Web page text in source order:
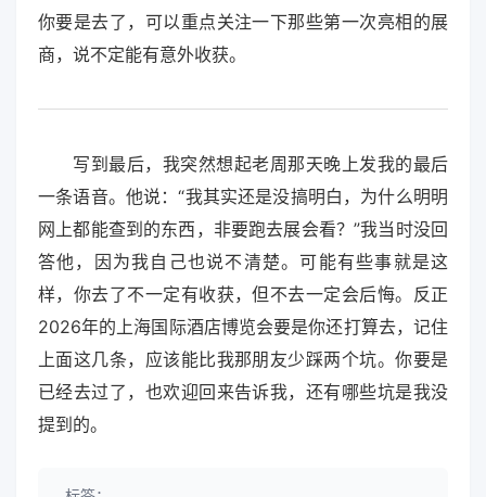
你要是去了，可以重点关注一下那些第一次亮相的展
商，说不定能有意外收获。
写到最后，我突然想起老周那天晚上发我的最后
一条语音。他说：“我其实还是没搞明白，为什么明明
网上都能查到的东西，非要跑去展会看？”我当时没回
答他，因为我自己也说不清楚。可能有些事就是这
样，你去了不一定有收获，但不去一定会后悔。反正
2026年的上海国际酒店博览会要是你还打算去，记住
上面这几条，应该能比我那朋友少踩两个坑。你要是
已经去过了，也欢迎回来告诉我，还有哪些坑是我没
提到的。